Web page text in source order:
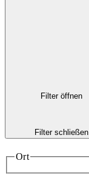
Filter öffnen
Filter schließen
Ort